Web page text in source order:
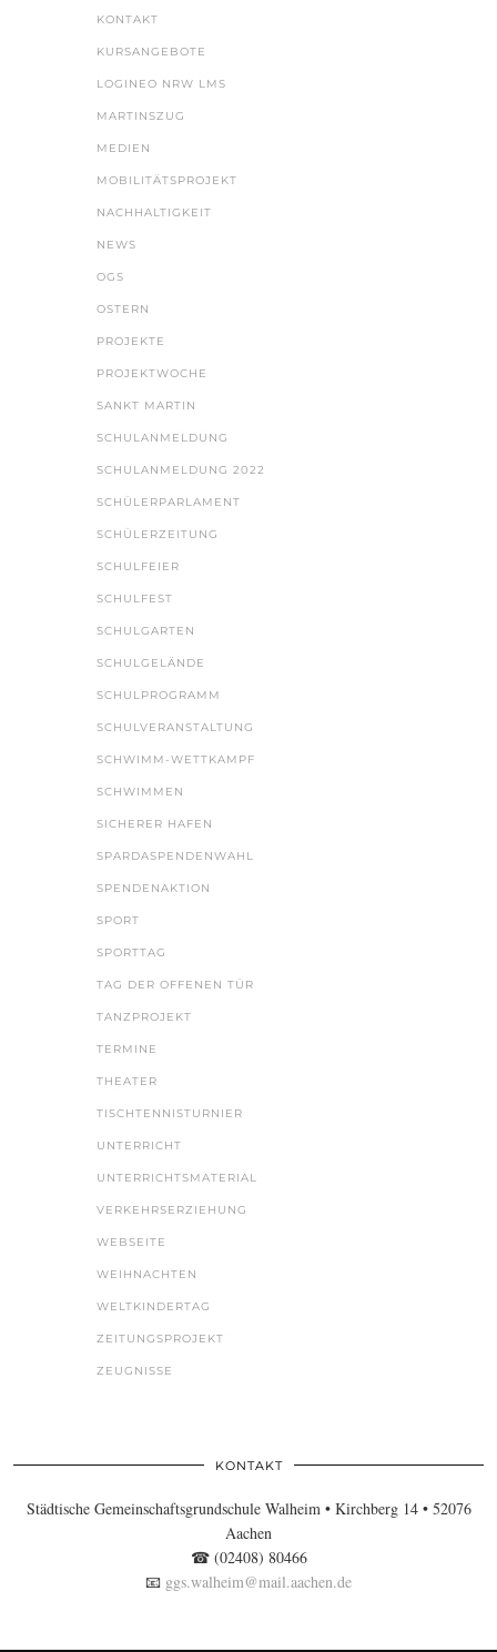
KONTAKT
KURSANGEBOTE
LOGINEO NRW LMS
MARTINSZUG
MEDIEN
MOBILITÄTSPROJEKT
NACHHALTIGKEIT
NEWS
OGS
OSTERN
PROJEKTE
PROJEKTWOCHE
SANKT MARTIN
SCHULANMELDUNG
SCHULANMELDUNG 2022
SCHÜLERPARLAMENT
SCHÜLERZEITUNG
SCHULFEIER
SCHULFEST
SCHULGARTEN
SCHULGELÄNDE
SCHULPROGRAMM
SCHULVERANSTALTUNG
SCHWIMM-WETTKAMPF
SCHWIMMEN
SICHERER HAFEN
SPARDASPENDENWAHL
SPENDENAKTION
SPORT
SPORTTAG
TAG DER OFFENEN TÜR
TANZPROJEKT
TERMINE
THEATER
TISCHTENNISTURNIER
UNTERRICHT
UNTERRICHTSMATERIAL
VERKEHRSERZIEHUNG
WEBSEITE
WEIHNACHTEN
WELTKINDERTAG
ZEITUNGSPROJEKT
ZEUGNISSE
KONTAKT
Städtische Gemeinschaftsgrundschule Walheim • Kirchberg 14 • 52076
Aachen
☎ (02408) 80466
📧 ggs.walheim@mail.aachen.de